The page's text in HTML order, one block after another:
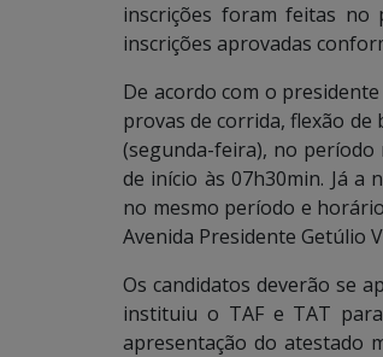
inscrições foram feitas no
inscrições aprovadas
De acordo com o
provas de corrida, flexão de
(segunda-feira), no período
de início às 07h30min. Já a
no mesmo período e
Avenida Presidente Getúlio
Os candidatos deverão se
instituiu o TAF e TAT
apresentação do atestado